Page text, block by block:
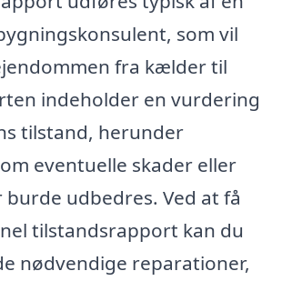
som vil
fra kælder til
indeholder en vurdering
tilstand, herunder
eventuelle skader eller
burde udbedres. Ved at få
tilstandsrapport kan du
nødvendige reparationer,